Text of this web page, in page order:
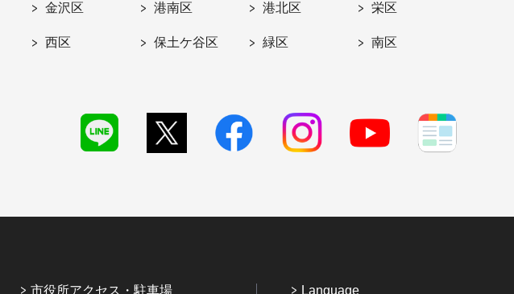
金沢区 港南区 港北区 栄区
西区 保土ケ谷区 緑区 南区
市役所アクセス・駐車場 Language